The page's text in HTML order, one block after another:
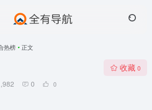
热榜 • 正文
0 0
收藏 0